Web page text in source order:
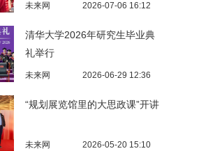
未来网 2026-07-06 16:12
清华大学2026年研究生毕业典
礼举行
未来网 2026-06-29 12:36
“规划展览馆里的大思政课”开讲
未来网 2026-05-20 15:10